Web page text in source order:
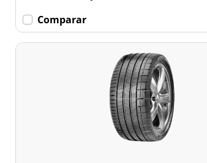
Comparar